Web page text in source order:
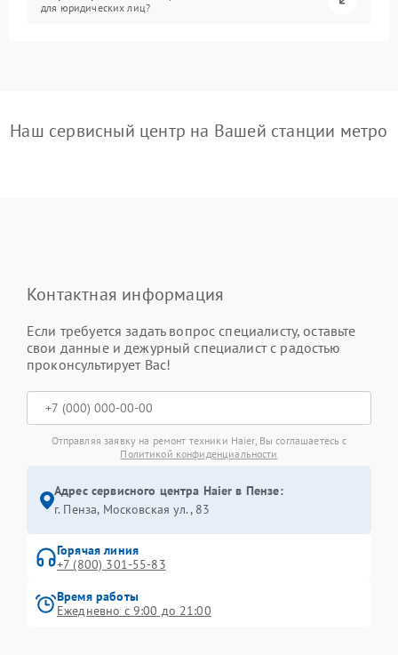
для юридических лиц?
Наш сервисный центр на Вашей станции метро
Контактная информация
Если требуется задать вопрос специалисту, оставьте
свои данные и дежурный специалист с радостью
проконсультирует Вас!
Отправляя заявку на ремонт техники Haier, Вы соглашаетесь с
Политикой конфиденциальности
Адрес сервисного центра Haier в Пензе:
г. Пенза, Московская ул., 83
Горячая линия
+7 (800) 301-55-83
Время работы
Ежедневно с 9:00 до 21:00